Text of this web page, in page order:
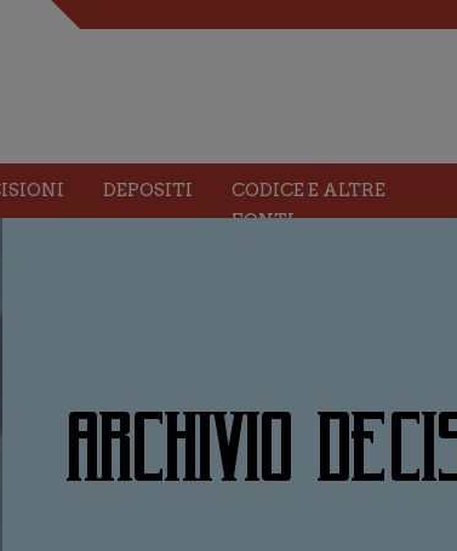
DEPOSITI
CODICE E ALTRE
FONTI
ARCHIVIO